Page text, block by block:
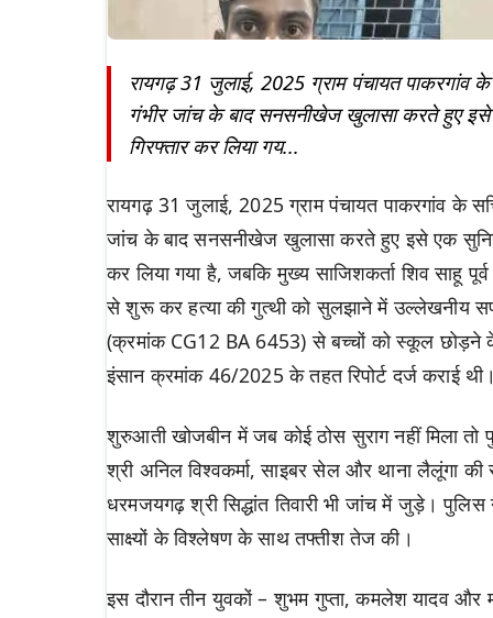
रायगढ़ 31 जुलाई, 2025 ग्राम पंचायत पाकरगांव
गंभीर जांच के बाद सनसनीखेज खुलासा करते हुए इसे
गिरफ्तार कर लिया गय...
रायगढ़ 31 जुलाई, 2025 ग्राम पंचायत पाकरगांव के
जांच के बाद सनसनीखेज खुलासा करते हुए इसे एक
कर लिया गया है, जबकि मुख्य साजिशकर्ता शिव साहू
से शुरू कर हत्या की गुत्थी को सुलझाने में उल्लेखनीय
(क्रमांक CG12 BA 6453) से बच्चों को स्कूल छोड़ने
इंसान क्रमांक 46/2025 के तहत रिपोर्ट दर्ज कराई
शुरुआती खोजबीन में जब कोई ठोस सुराग नहीं मिला तो
श्री अनिल विश्वकर्मा, साइबर सेल और थाना लैलूंगा
धरमजयगढ़ श्री सिद्धांत तिवारी भी जांच में जुड़े।
साक्ष्यों के विश्लेषण के साथ तफ्तीश तेज की।
इस दौरान तीन युवकों – शुभम गुप्ता, कमलेश यादव और